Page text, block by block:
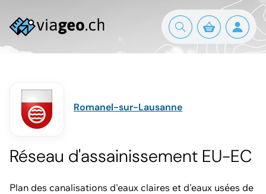
Romanel-sur-Lausanne
Réseau d'assainissement EU-EC
Plan des canalisations d'eaux claires et d'eaux usées de